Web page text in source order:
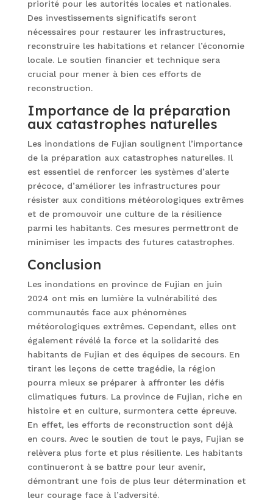
priorité pour les autorités locales et nationales.
Des investissements significatifs seront
nécessaires pour restaurer les infrastructures,
reconstruire les habitations et relancer l’économie
locale. Le soutien financier et technique sera
crucial pour mener à bien ces efforts de
reconstruction.
Importance de la préparation
aux catastrophes naturelles
Les inondations de Fujian soulignent l’importance
de la préparation aux catastrophes naturelles. Il
est essentiel de renforcer les systèmes d’alerte
précoce, d’améliorer les infrastructures pour
résister aux conditions météorologiques extrêmes
et de promouvoir une culture de la résilience
parmi les habitants. Ces mesures permettront de
minimiser les impacts des futures catastrophes.
Conclusion
Les inondations en province de Fujian en juin
2024 ont mis en lumière la vulnérabilité des
communautés face aux phénomènes
météorologiques extrêmes. Cependant, elles ont
également révélé la force et la solidarité des
habitants de Fujian et des équipes de secours. En
tirant les leçons de cette tragédie, la région
pourra mieux se préparer à affronter les défis
climatiques futurs. La province de Fujian, riche en
histoire et en culture, surmontera cette épreuve.
En effet, les efforts de reconstruction sont déjà
en cours. Avec le soutien de tout le pays, Fujian se
relèvera plus forte et plus résiliente. Les habitants
continueront à se battre pour leur avenir,
démontrant une fois de plus leur détermination et
leur courage face à l’adversité.